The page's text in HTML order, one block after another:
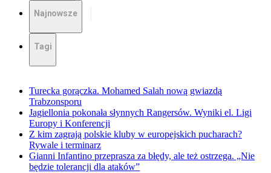
Najnowsze
Tagi
Turecka gorączka. Mohamed Salah nową gwiazdą
Trabzonsporu
Jagiellonia pokonała słynnych Rangersów. Wyniki el. Ligi
Europy i Konferencji
Z kim zagrają polskie kluby w europejskich pucharach?
Rywale i terminarz
Gianni Infantino przeprasza za błędy, ale też ostrzega. „Nie
będzie tolerancji dla ataków”